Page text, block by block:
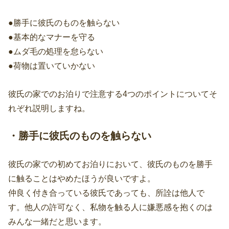
●勝手に彼氏のものを触らない
●基本的なマナーを守る
●ムダ毛の処理を怠らない
●荷物は置いていかない
彼氏の家でのお泊りで注意する4つのポイントについてそ
れぞれ説明しますね。
・勝手に彼氏のものを触らない
彼氏の家での初めてお泊りにおいて、彼氏のものを勝手
に触ることはやめたほうが良いですよ。
仲良く付き合っている彼氏であっても、所詮は他人で
す。他人の許可なく、私物を触る人に嫌悪感を抱くのは
みんな一緒だと思います。